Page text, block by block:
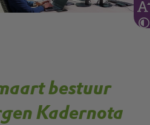
bestuur
Kadernota